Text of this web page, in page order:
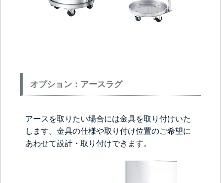
オプション：アースラグ
アースを取りたい場合には金具を取り付けいた
します。金具の仕様や取り付け位置のご希望に
あわせて設計・取り付けできます。